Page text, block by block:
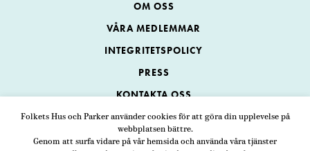
Folkets Hus och Parker använder cookies för att göra din upplevelse på
webbplatsen bättre.
Genom att surfa vidare på vår hemsida och använda våra tjänster
OM OSS
VÅRA MEDLEMMAR
INTEGRITETSPOLICY
PRESS
KONTAKTA OSS
Folkets Hus och Parker